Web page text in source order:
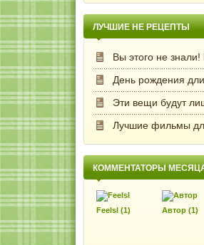
ЛУЧШИЕ НЕ РЕЦЕПТЫ
Вы этого не
День рождения
Эти вещи будут
Лучшие фильмы
КОММЕНТАТОРЫ
Feelsl (1)
Автор (1)